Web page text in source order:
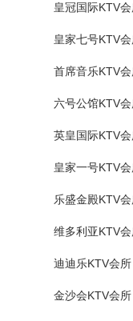
皇冠国际KTV
皇家七号KTV
首席音乐KTV
六号公馆KTV
英皇国际KTV
皇家一号KTV
乐盛金殿KTV
维多利亚KTV
迪迪乐KTV会所
金沙会KTV会所